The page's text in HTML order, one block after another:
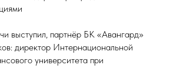
выступил, партнёр БК «Авангард»
директор Интернациональной
университета при